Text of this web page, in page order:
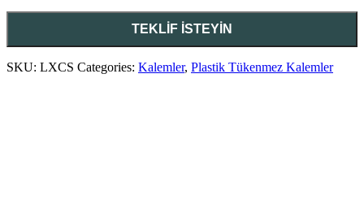
SKU: LXCS Categories: Kalemler, Plastik Tükenmez Kalemler